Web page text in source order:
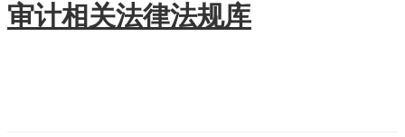
审计相关法律法规库